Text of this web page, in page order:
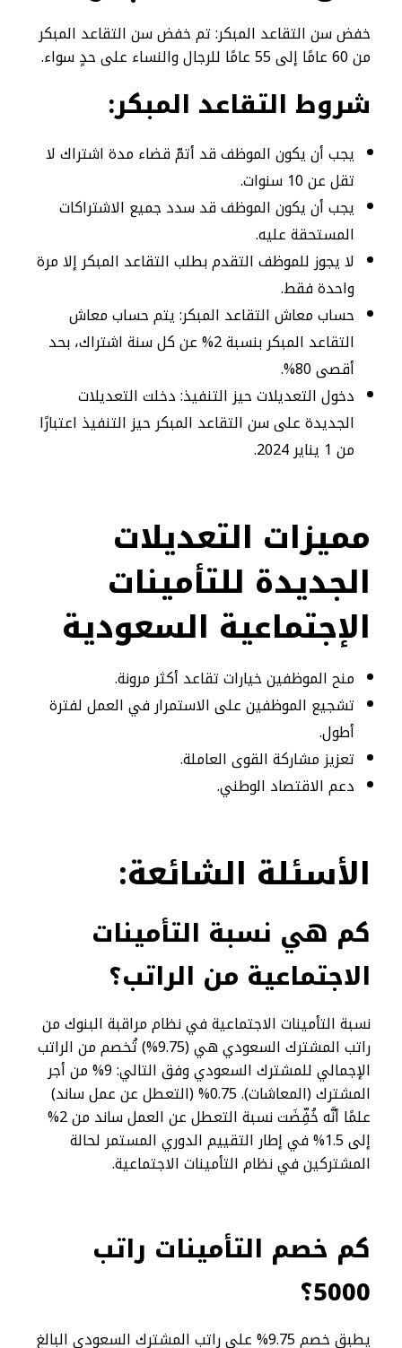
خفض سن التقاعد المبكر: تم خفض سن التقاعد المبكر
من 60 عامًا إلى 55 عامًا للرجال والنساء على حدٍ سواء.
شروط التقاعد المبكر:
يجب أن يكون الموظف قد أتمّ قضاء مدة اشتراك لا
تقل عن 10 سنوات.
يجب أن يكون الموظف قد سدد جميع الاشتراكات
المستحقة عليه.
لا يجوز للموظف التقدم بطلب التقاعد المبكر إلا مرة
واحدة فقط.
حساب معاش التقاعد المبكر: يتم حساب معاش
التقاعد المبكر بنسبة 2% عن كل سنة اشتراك، بحد
أقصى 80%.
دخول التعديلات حيز التنفيذ: دخلت التعديلات
الجديدة على سن التقاعد المبكر حيز التنفيذ اعتبارًا
من 1 يناير 2024.
مميزات التعديلات
الجديدة للتأمينات
الإجتماعية السعودية
منح الموظفين خيارات تقاعد أكثر مرونة.
تشجيع الموظفين على الاستمرار في العمل لفترة
أطول.
تعزيز مشاركة القوى العاملة.
دعم الاقتصاد الوطني.
الأسئلة الشائعة:
كم هي نسبة التأمينات
الاجتماعية من الراتب؟
نسبة التأمينات الاجتماعية في نظام مراقبة البنوك من
راتب المشترك السعودي هي (9.75%) تُخصم من الراتب
الإجمالي للمشترك السعودي وفق التالي: 9% من أجر
المشترك (المعاشات). 0.75% (التعطل عن عمل ساند)
علمًا أنَّه خُفِّضَت نسبة التعطل عن العمل ساند من 2%
إلى 1.5% في إطار التقييم الدوري المستمر لحالة
المشتركين في نظام التأمينات الاجتماعية.
كم خصم التأمينات راتب
5000؟
يطبق خصم 9.75% على راتب المشترك السعودي البالغ